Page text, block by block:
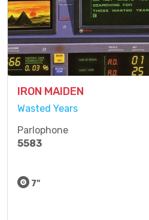
IRON MAIDEN
Wasted Years
Parlophone
5583
7"